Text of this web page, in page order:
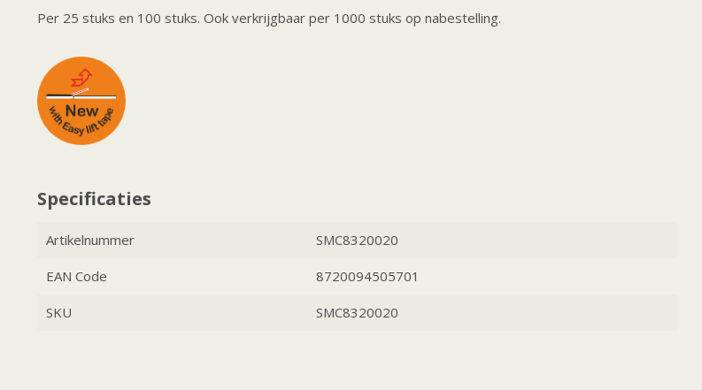
Per 25 stuks en 100 stuks. Ook verkrijgbaar per 1000 stuks op nabestelling.
Specificaties
Artikelnummer SMC8320020
EAN Code 8720094505701
SKU SMC8320020